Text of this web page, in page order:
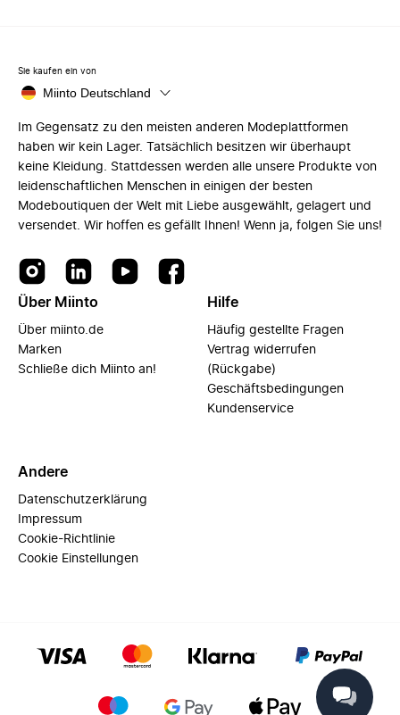
Sie kaufen ein von
Miinto Deutschland
Im Gegensatz zu den meisten anderen Modeplattformen
haben wir kein Lager. Tatsächlich besitzen wir überhaupt
keine Kleidung. Stattdessen werden alle unsere Produkte von
leidenschaftlichen Menschen in einigen der besten
Modeboutiquen der Welt mit Liebe ausgewählt, gelagert und
versendet. Wir hoffen es gefällt Ihnen! Wenn ja, folgen Sie uns!
Über Miinto
Über miinto.de
Marken
Schließe dich Miinto an!
Hilfe
Häufig gestellte Fragen
Vertrag widerrufen
(Rückgabe)
Geschäftsbedingungen
Kundenservice
Andere
Datenschutzerklärung
Impressum
Cookie-Richtlinie
Cookie Einstellungen